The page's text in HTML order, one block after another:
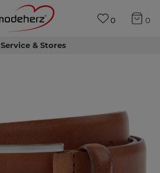
Service & Stores
0 0